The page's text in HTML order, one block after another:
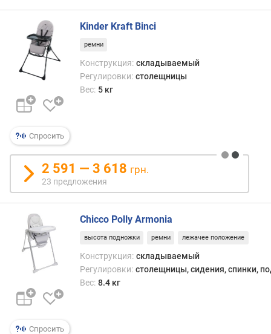
Спросить
Kinder Kraft Binci
ремни
Конструкция: складываемый
Регулировки: столещницы
Вес: 5 кг
2 591 — 3 618 грн.
23 предложения
Спросить
Chicco Polly Armonia
высота подножки ремни лежачее положение
Конструкция: складываемый
Регулировки: столещницы, сидения, спинки,
Вес: 8.4 кг